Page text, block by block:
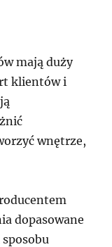
mają duży
klientów i
wnętrze,
dopasowane